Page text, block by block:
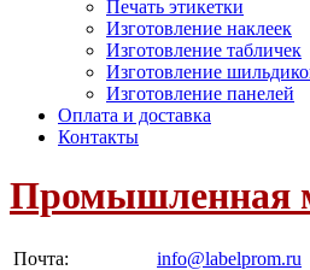
Печать этикетки
Изготовление наклеек
Изготовление табличек
Изготовление
Изготовление панелей
Оплата и доставка
Контакты
Промышленная
Почта:
info@labelprom.ru